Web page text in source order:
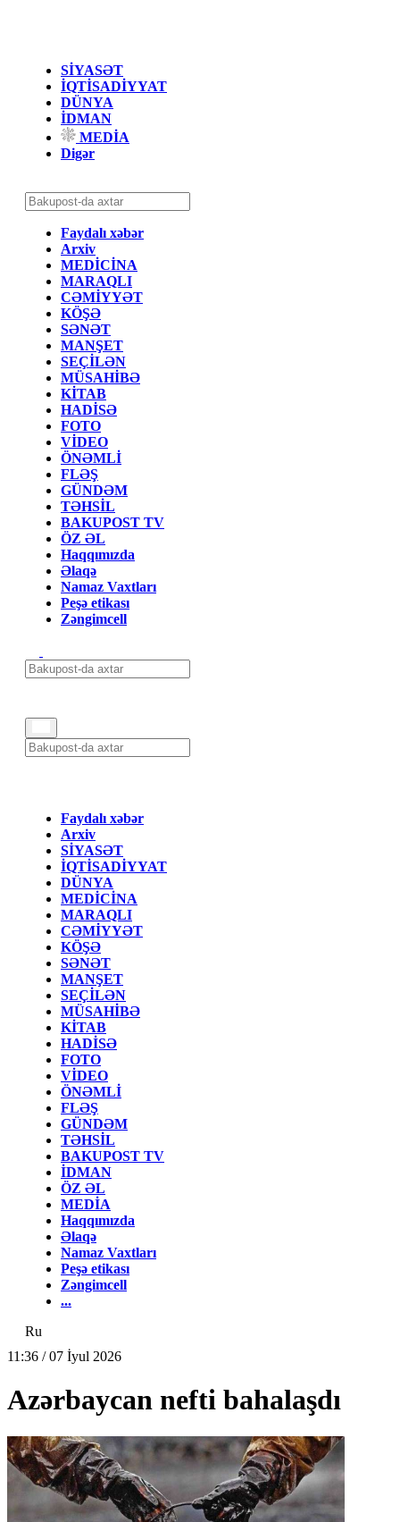
SİYASƏT
İQTİSADİYYAT
DÜNYA
İDMAN
MEDİA
Digər
Faydalı xəbər
Arxiv
MEDİCİNA
MARAQLI
CƏMİYYƏT
KÖŞƏ
SƏNƏT
MANŞET
SEÇİLƏN
MÜSAHİBƏ
KİTAB
HADİSƏ
FOTO
VİDEO
ÖNƏMLİ
FLƏŞ
GÜNDƏM
TƏHSİL
BAKUPOST TV
ÖZ ƏL
Haqqımızda
Əlaqə
Namaz Vaxtları
Peşə etikası
Zəngimcell
Faydalı xəbər
Arxiv
SİYASƏT
İQTİSADİYYAT
DÜNYA
MEDİCİNA
MARAQLI
CƏMİYYƏT
KÖŞƏ
SƏNƏT
MANŞET
SEÇİLƏN
MÜSAHİBƏ
KİTAB
HADİSƏ
FOTO
VİDEO
ÖNƏMLİ
FLƏŞ
GÜNDƏM
TƏHSİL
BAKUPOST TV
İDMAN
ÖZ ƏL
MEDİA
Haqqımızda
Əlaqə
Namaz Vaxtları
Peşə etikası
Zəngimcell
...
Ru
11:36 / 07 İyul 2026
Azərbaycan nefti bahalaşdı